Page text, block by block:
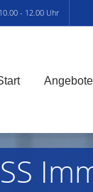
- 12.00 Uhr
Angebote